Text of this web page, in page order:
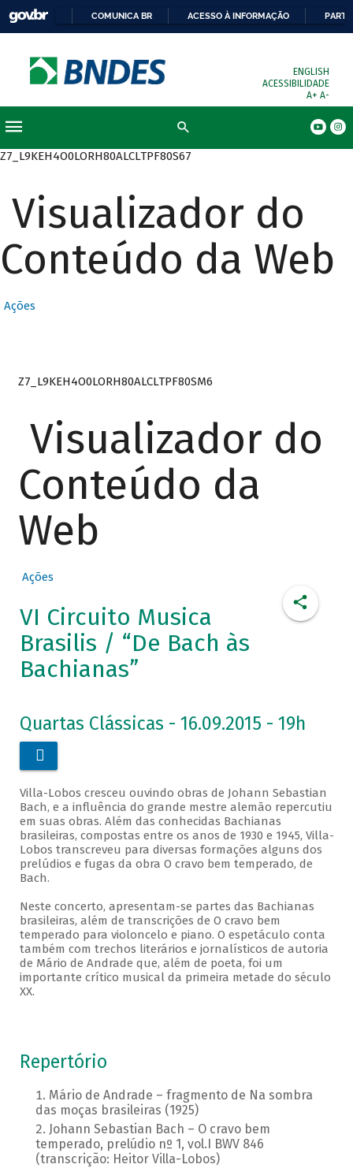
COMUNICA BR ACESSO À INFORMAÇÃO
ENGLISH
ACESSIBILIDADE
A+ A-
Z7_L9KEH4O0LORH80ALCLTPF80S67
Visualizador do
Conteúdo da Web
Ações
Z7_L9KEH4O0LORH80ALCLTPF80SM6
Visualizador do
Conteúdo da
Web
Ações
VI Circuito Musica
Brasilis / “De Bach às
Bachianas”
Quartas Clássicas - 16.09.2015 - 19h

Villa-Lobos cresceu ouvindo obras de Johann Sebastian
Bach, e a influência do grande mestre alemão repercutiu
em suas obras. Além das conhecidas Bachianas
brasileiras, compostas entre os anos de 1930 e 1945, Villa-
Lobos transcreveu para diversas formações alguns dos
prelúdios e fugas da obra O cravo bem temperado, de
Bach.
Neste concerto, apresentam-se partes das Bachianas
brasileiras, além de transcrições de O cravo bem
temperado para violoncelo e piano. O espetáculo conta
também com trechos literários e jornalísticos de autoria
de Mário de Andrade que, além de poeta, foi um
importante crítico musical da primeira metade do século
XX.
Repertório
Mário de Andrade – fragmento de Na sombra
das moças brasileiras (1925)
Johann Sebastian Bach – O cravo bem
temperado, prelúdio nº 1, vol.I BWV 846
(transcrição: Heitor Villa-Lobos)